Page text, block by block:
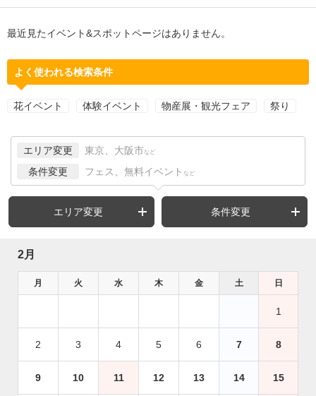
最近見たイベント&スポットページはありません。
よく使われる検索条件
花イベント 体験イベント 物産展・観光フェア 祭り
エリア変更 東京、大阪市 など
条件変更 フェス、無料イベント など
エリア変更 条件変更
2月
月 火 水 木 金 土 日
1
2 3 4 5 6 7 8
9 10 11 12 13 14 15